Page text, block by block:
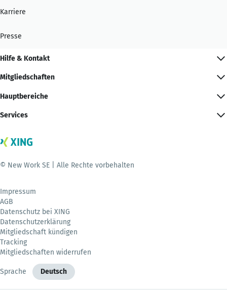
Karriere
Presse
Hilfe & Kontakt
Mitgliedschaften
Hauptbereiche
Services
© New Work SE | Alle Rechte vorbehalten
Impressum
AGB
Datenschutz bei XING
Datenschutzerklärung
Mitgliedschaft kündigen
Tracking
Mitgliedschaften widerrufen
Sprache Deutsch